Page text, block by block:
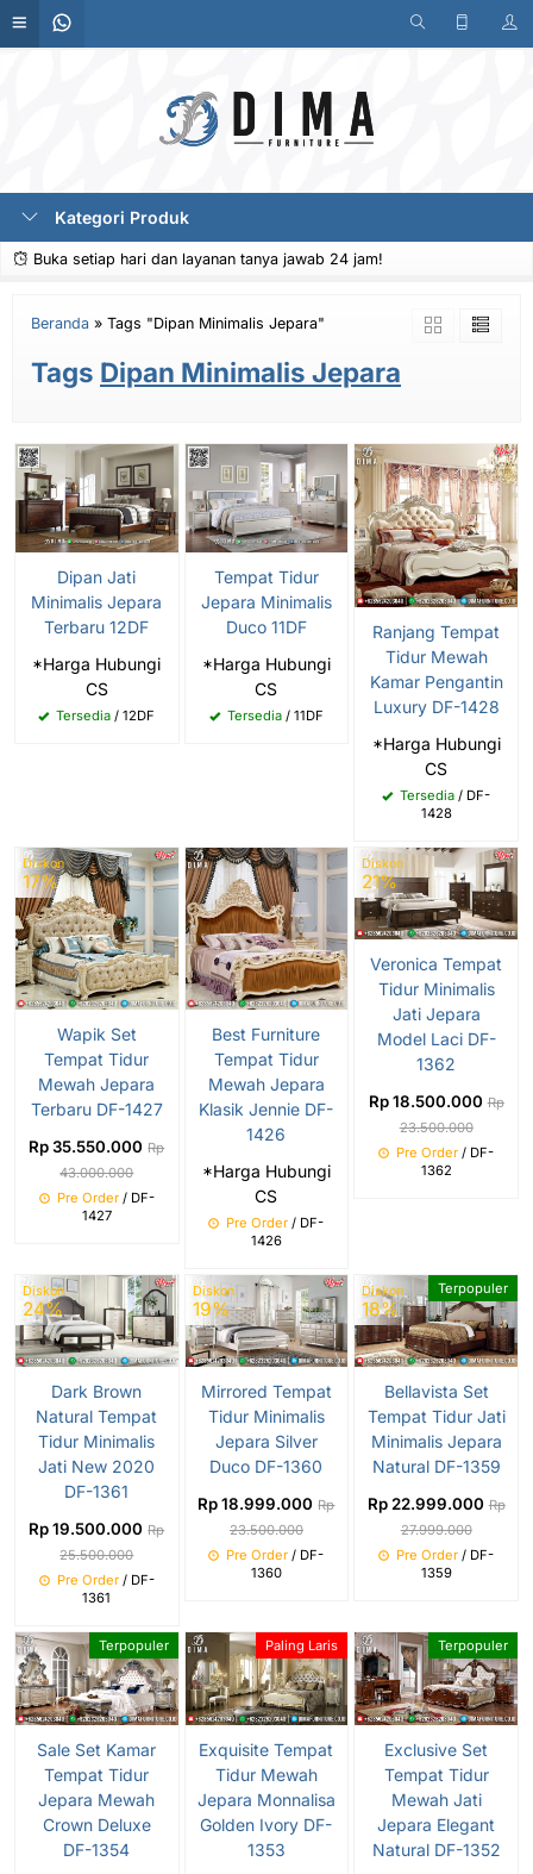
Kategori Produk
Buka setiap hari dan layanan tanya jawab 24 jam!
Beranda » Tags "Dipan Minimalis Jepara"
Tags Dipan Minimalis Jepara
Dipan Jati
Minimalis Jepara
Terbaru 12DF
*Harga Hubungi
CS
Tersedia / 12DF
Tempat Tidur
Jepara Minimalis
Duco 11DF
*Harga Hubungi
CS
Tersedia/ 11DF
Ranjang Tempat
Tidur Mewah
Kamar Pengantin
Luxury DF-1428
*Harga Hubungi
CS
Tersedia / DF-
1428
Diskon
17%
Wapik Set
Tempat Tidur
Mewah Jepara
Terbaru DF-1427
Rp 35.550.000 Rp
43.000.000
Pre Order/ DF-
1427
Best Furniture
Tempat Tidur
Mewah Jepara
Klasik Jennie DF-
1426
*Harga Hubungi
CS
Pre Order / DF-
1426
Diskon
21%
Veronica Tempat
Tidur Minimalis
Jati Jepara
Model Laci DF-
1362
Rp 18.500.000 Rp
23.500.000
Pre Order / DF-
1362
Diskon
24%
Dark Brown
Natural Tempat
Tidur Minimalis
Jati New 2020
DF-1361
Rp 19.500.000 Rp
25.500.000
Pre Order/ DF-
1361
Diskon
19%
Mirrored Tempat
Tidur Minimalis
Jepara Silver
Duco DF-1360
Rp 18.999.000 Rp
23.500.000
Pre Order / DF-
1360
Terpopuler
Diskon
18%
Bellavista Set
Tempat Tidur Jati
Minimalis Jepara
Natural DF-1359
Rp 22.999.000 Rp
27.999.000
Pre Order / DF-
1359
Terpopuler
Sale Set Kamar
Tempat Tidur
Jepara Mewah
Crown Deluxe
DF-1354
Paling Laris
Exquisite Tempat
Tidur Mewah
Jepara Monnalisa
Golden Ivory DF-
1353
Terpopuler
Exclusive Set
Tempat Tidur
Mewah Jati
Jepara Elegant
Natural DF-1352